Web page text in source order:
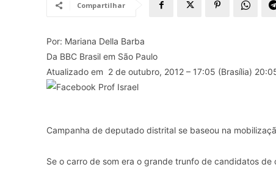
Compartilhar
Por: Mariana Della Barba
Da BBC Brasil em São Paulo
Atualizado em 2 de outubro, 2012 – 17:05 (Brasília)
Campanha de deputado distrital se baseou na
Se o carro de som era o grande trunfo de candidatos de